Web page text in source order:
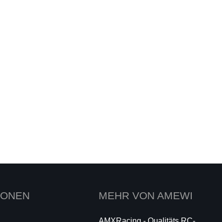
MEHR VON AMEWI